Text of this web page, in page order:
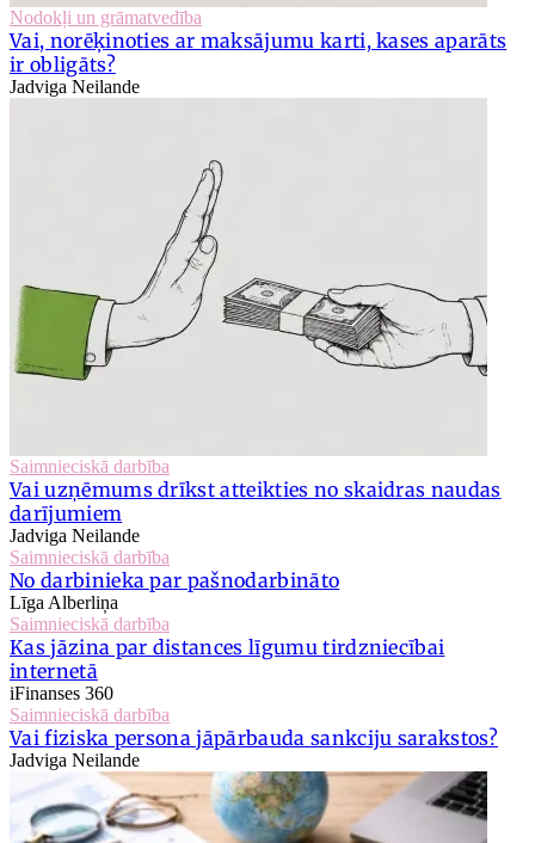
Nodokļi un grāmatvedība
Vai, norēķinoties ar maksājumu karti, kases aparāts
ir obligāts?
Jadviga Neilande
Saimnieciskā darbība
Vai uzņēmums drīkst atteikties no skaidras naudas
darījumiem
Jadviga Neilande
Saimnieciskā darbība
No darbinieka par pašnodarbināto
Līga Alberliņa
Saimnieciskā darbība
Kas jāzina par distances līgumu tirdzniecībai
internetā
iFinanses 360
Saimnieciskā darbība
Vai fiziska persona jāpārbauda sankciju sarakstos?
Jadviga Neilande